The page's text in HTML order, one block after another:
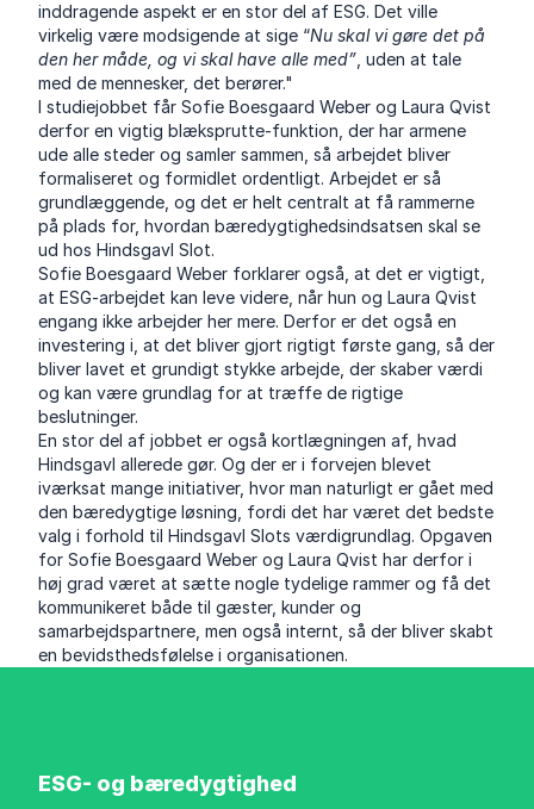
inddragende aspekt er en stor del af ESG. Det ville
virkelig være modsigende at sige “Nu skal vi gøre det på
den her måde, og vi skal have alle med” , uden at tale
med de mennesker, det berører."
I studiejobbet får Sofie Boesgaard Weber og Laura Qvist
derfor en vigtig blæksprutte-funktion, der har armene
ude alle steder og samler sammen, så arbejdet bliver
formaliseret og formidlet ordentligt. Arbejdet er så
grundlæggende, og det er helt centralt at få rammerne
på plads for, hvordan bæredygtighedsindsatsen skal se
ud hos Hindsgavl Slot.
Sofie Boesgaard Weber forklarer også, at det er vigtigt,
at ESG-arbejdet kan leve videre, når hun og Laura Qvist
engang ikke arbejder her mere. Derfor er det også en
investering i, at det bliver gjort rigtigt første gang, så der
bliver lavet et grundigt stykke arbejde, der skaber værdi
og kan være grundlag for at træffe de rigtige
beslutninger.
En stor del af jobbet er også kortlægningen af, hvad
Hindsgavl allerede gør. Og der er i forvejen blevet
iværksat mange initiativer, hvor man naturligt er gået med
den bæredygtige løsning, fordi det har været det bedste
valg i forhold til Hindsgavl Slots værdigrundlag. Opgaven
for Sofie Boesgaard Weber og Laura Qvist har derfor i
høj grad været at sætte nogle tydelige rammer og få det
kommunikeret både til gæster, kunder og
samarbejdspartnere, men også internt, så der bliver skabt
en bevidsthedsfølelse i organisationen.
ESG- og bæredygtighed